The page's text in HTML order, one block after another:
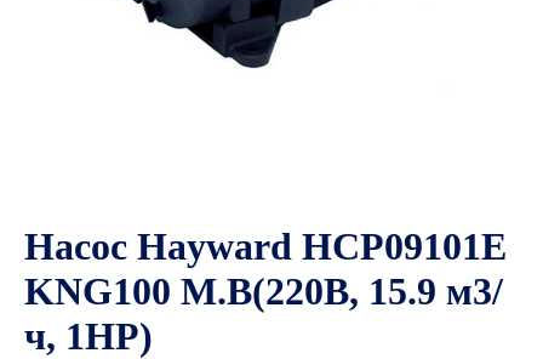
Насос Hayward HCP09101E
KNG100 M.B(220В, 15.9 м3/
ч, 1HP)